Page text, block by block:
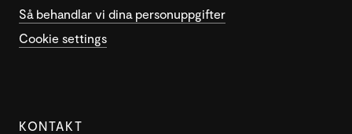
Så behandlar vi dina personuppgifter
Cookie settings
KONTAKT